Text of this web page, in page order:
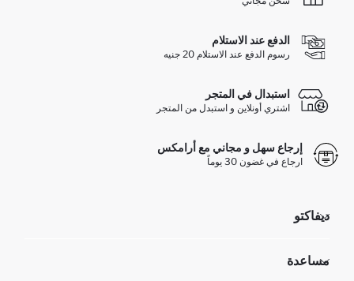
الدفع عند الاستلام
رسوم الدفع عند الاستلام 20 جنيه
استبدال في المتجر
اشتري أونلاين و استبدل من المتجر
إرجاع سهل و مجاني مع أرامكس
ارجاع في غضون 30 يوماً
ديفاكتو
تعرف علينا
مساعدة